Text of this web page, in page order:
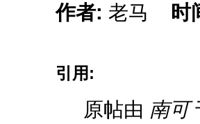
作者: 老马 时
引用:
原帖由 南可